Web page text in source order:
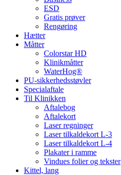
ESD
Gratis prøver
Rengøring
Hætter
Måtter
Colorstar HD
Klinikmåtter
WaterHog®
PU-sikkerhedsstøvler
Specialaftale
Til Klinikken
Aftalebog
Aftalekort
Laser regninger
Laser tilkaldekort L-3
Laser tilkaldekort L-4
Plakater i ramme
Vindues folier og tekster
Kittel, lang